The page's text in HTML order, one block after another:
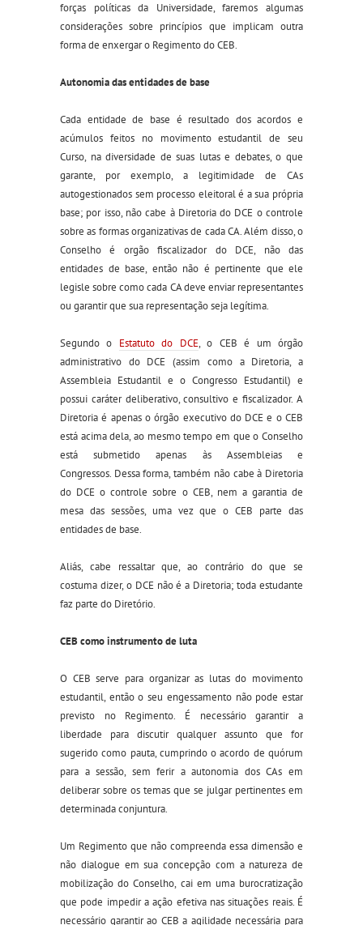
forças políticas da Universidade, faremos algumas
considerações sobre princípios que implicam outra
forma de enxergar o Regimentodo CEB.
Autonomia das entidades de base
Cada entidade de base é resultado dos acordos e
acúmulos feitos no movimento estudantil de seu
Curso, na diversidade de suas lutas e debates, o que
garante, por exemplo, a legitimidade de CAs
autogestionados sem processo eleitoralé a sua própria
base; por isso,não cabe à Diretoria do DCE o controle
sobre as formas organizativas de cada CA.Além disso, o
Conselho é
orgão fiscalizador do DCE, não das
entidades de base, então não é pertinente que ele
legisle sobre como cada CA deve enviar representantes
ou garantir que sua representação seja legítima.
Segundo o Estatuto do DCE, o CEB é um órgão
administrativo do DCE (assim como a Diretoria, a
Assembleia Estudantil e o Congresso Estudantil) e
possui caráter deliberativo, consultivo e fiscalizador. A
Diretoria é apenas o órgão executivo do DCE e o CEB
está acima dela, ao mesmo tempo em que o Conselho
está submetido apenas às Assembleias e
Congressos. Dessa forma, também não cabe à Diretoria
do DCE o controle sobre o CEB, nem a garantia de
mesa das sessões, uma vez que o CEB parte das
entidades de base.
Aliás, cabe ressaltar que, ao contrário do que se
costuma dizer, o DCE não é a Diretoria; toda estudante
faz parte do Diretório.
CEB como instrumento de luta
O CEB serve para organizar as lutas do movimento
estudantil, então o seu engessamento não pode estar
previsto no Regimento. É necessário garantir a
liberdade para discutir qualquer assunto que for
sugerido como pauta, cumprindo o acordo de quórum
para a sessão, sem ferir a autonomia dos CAs em
deliberar sobre os temas que se julgar pertinentes em
determinada conjuntura.
Um Regimento que não compreenda essa dimensão e
não dialogue em sua concepção com a natureza de
mobilização do Conselho, cai em uma burocratização
que pode impedir a ação efetiva nas situações reais. É
necessário garantir ao CEB a agilidade necessária para